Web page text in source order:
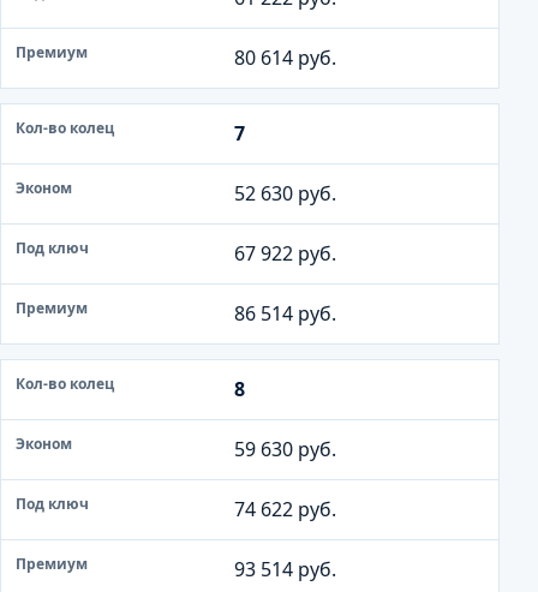
к
л
ю
ч
П
е
и
м
80 614 руб.
7
52 630 руб.
67 922 руб.
86 514 руб.
8
59 630 руб.
74 622 руб.
93 514 руб.